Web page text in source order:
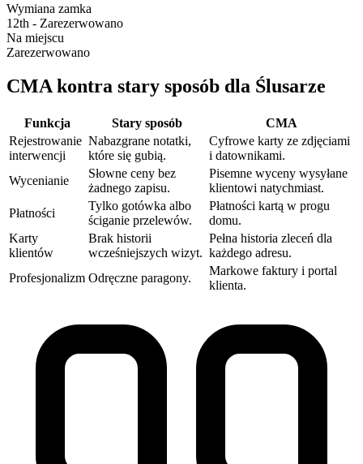
Wymiana zamka
12th - Zarezerwowano
Na miejscu
Zarezerwowano
CMA kontra stary sposób dla Ślusarze
Funkcja Stary sposób
CMA‎
Rejestrowanie
interwencji
Nabazgrane notatki,
które się gubią.
Cyfrowe karty ze zdjęciami
i datownikami.
Wycenianie
Słowne ceny bez
żadnego zapisu.
Pisemne wyceny wysyłane
klientowi natychmiast.
Płatności
Tylko gotówka albo
ściganie przelewów.
Płatności kartą w progu
domu.
Karty
klientów
Brak historii
wcześniejszych wizyt.
Pełna historia zleceń dla
każdego adresu.
Profesjonalizm Odręczne paragony.
Markowe faktury i portal
klienta.